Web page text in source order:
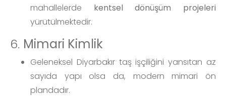
mahallelerde kentsel dönüşüm projeleri
yürütülmektedir.
6. Mimari Kimlik
Geleneksel Diyarbakır taş işçiliğini yansıtan az
sayıda yapı olsa da, modern mimari ön
plandadır.